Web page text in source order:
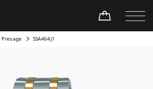
Presage SSA464J1